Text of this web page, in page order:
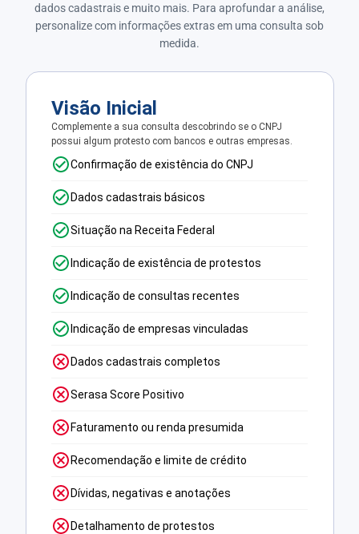
dados cadastrais e muito mais. Para aprofundar a análise,
personalize com informações extras em uma consulta sob
medida.
Visão Inicial
Complemente a sua consulta descobrindo se o CNPJ
possui algum protesto com bancos e outras empresas.
Confirmação de existência do CNPJ
Dados cadastrais básicos
Situação na Receita Federal
Indicação de existência de protestos
Indicação de consultas recentes
Indicação de empresas vinculadas
Dados cadastrais completos
Serasa Score Positivo
Faturamento ou renda presumida
Recomendação e limite de crédito
Dívidas, negativas e anotações
Detalhamento de protestos